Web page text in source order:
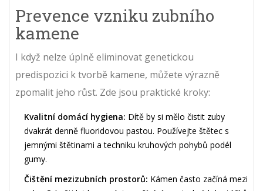
Prevence vzniku zubního
kamene
I když nelze úplně eliminovat genetickou
predispozici k tvorbě kamene, můžete výrazně
zpomalit jeho růst. Zde jsou praktické kroky:
Kvalitní domácí hygiena: Dítě by si mělo čistit zuby
dvakrát denně fluoridovou pastou. Používejte štětec s
jemnými štětinami a techniku kruhových pohybů podél
gumy.
Čištění mezizubních prostorů: Kámen často začíná mezi